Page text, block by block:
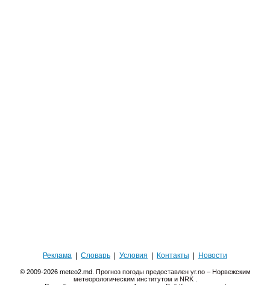
Реклама Словарь Условия Контакты Новости
© 2009-2026 meteo2.md. Прогноз погоды предоставлен yr.no – Норвежским
метеорологическим институтом и NRK